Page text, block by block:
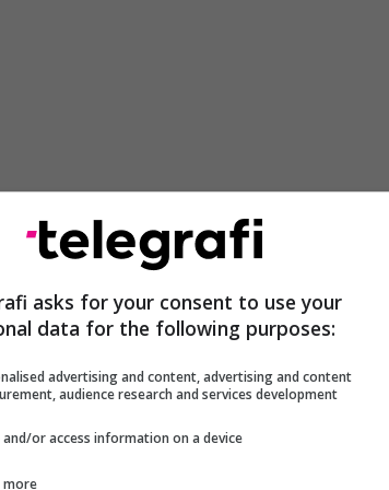
10 deri në 15 gradë Celsius më të
të vitit, ndërsa në disa rajone
Celsius.
Mësim nga Franca - dikur strehoheshin
gurëve, sot më nuk mjafton
asks for your consent to use your
data for the following purposes:
advertising and content, advertising and content
audience research and services development
or access information on a device
more